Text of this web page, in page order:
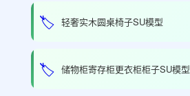
🏷️ 轻奢实木圆桌椅子SU模型
🏷️ 储物柜寄存柜更衣柜柜子SU模型